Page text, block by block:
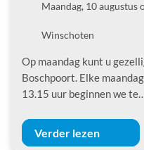
DatumMaandag, 10 augustus
LocatieWinschoten
Op maandag kunt u
Boschpoort. Elke
13.15 uur beginnen we
Verder lezen